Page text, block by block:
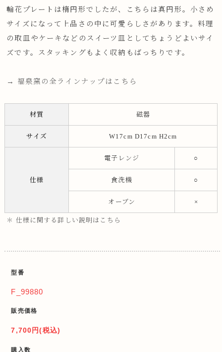
輪花プレートは楕円形でしたが、こちらは真円形。小さめ
サイズになって上品さの中に可愛らしさがあります。料理
の取皿やケーキなどのスイーツ皿としてちょうどよいサイ
ズです。スタッキングもよく収納もばっちりです。
→ 福泉窯の全ラインナップはこちら
材質 磁器
サイズ W17cm D17cm H2cm
仕様
電子レンジ ○
食洗機 ○
オーブン ×
＊ 仕様に関する詳しい説明はこちら
型番
F_99880
販売価格
7,700円(税込)
購入数